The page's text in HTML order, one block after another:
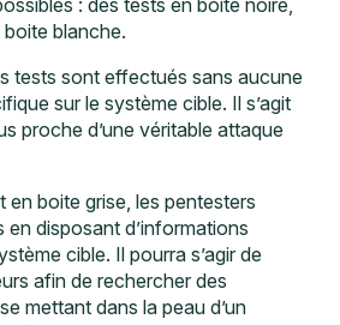
: des tests en boite noire,
blanche.
tests sont effectués sans aucune
sur le système cible. Il s’agit
proche d’une véritable attaque
en boite grise, les pentesters
en disposant d’informations
cible. Il pourra s’agir de
afin de rechercher des
mettant dans la peau d’un